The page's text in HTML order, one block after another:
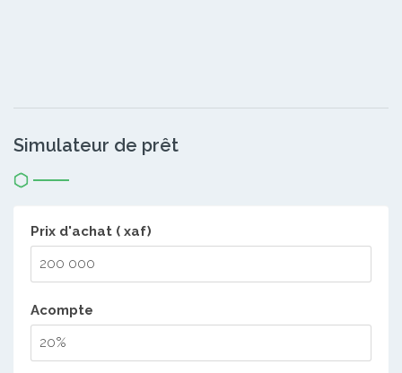
Simulateur de prêt
Prix d'achat ( xaf)
Acompte